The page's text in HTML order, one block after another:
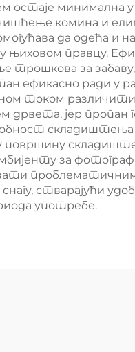
остаје минимална
комина и
да одећа и
њиховом правцу.
трошкова за
ефикасно ради у
током
дрвета, јер
складиштења
за
стварајући
употребе.